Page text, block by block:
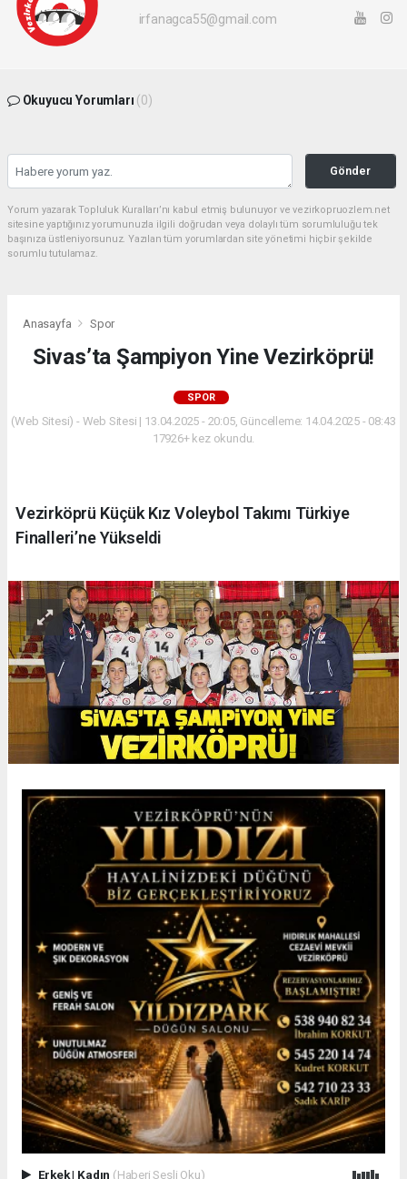
irfanagca55@gmail.com
Okuyucu Yorumları (0)
Gönder
Yorum yazarak Topluluk Kuralları’nı kabul etmiş bulunuyor ve vezirkopruozlem.net
sitesine yaptığınız yorumunuzla ilgili doğrudan veya dolaylı tüm sorumluluğu tek
başınıza üstleniyorsunuz. Yazılan tüm yorumlardan site yönetimi hiçbir şekilde
sorumlu tutulamaz.
Anasayfa Spor
Sivas’ta Şampiyon Yine Vezirköprü!
SPOR
(Web Sitesi) - Web Sitesi | 13.04.2025 - 20:05, Güncelleme: 14.04.2025 - 08:43
17926+ kez okundu.
Vezirköprü Küçük Kız Voleybol Takımı Türkiye
Finalleri’ne Yükseldi
Erkek| Kadın (Haberi Sesli Oku)